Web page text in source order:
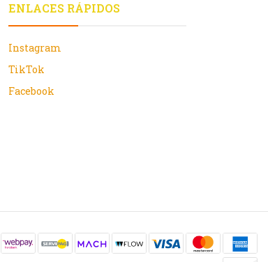
ENLACES RÁPIDOS
Instagram
TikTok
Facebook